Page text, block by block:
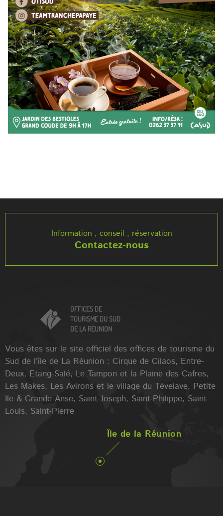
Île de la Réunion
Information , conseil , réservation
Contactez-nous
OFFICES DE
TOURISME DU SUD
DE LA RÉUNION
Vous êtes sur le site officiel des offices de tourisme du
Sud de l'île de La Réunion : Cirque de Cilaos, Entre-
Deux, Etang-Salé, Le Tampon et la Plaine des Cafres,
Les Makes, Les Avirons et le village du Tévelave, Petite
Ile & Grande Anse, Saint-Joseph, Saint-Philippe, Saint-
Louis, Saint-Pierre